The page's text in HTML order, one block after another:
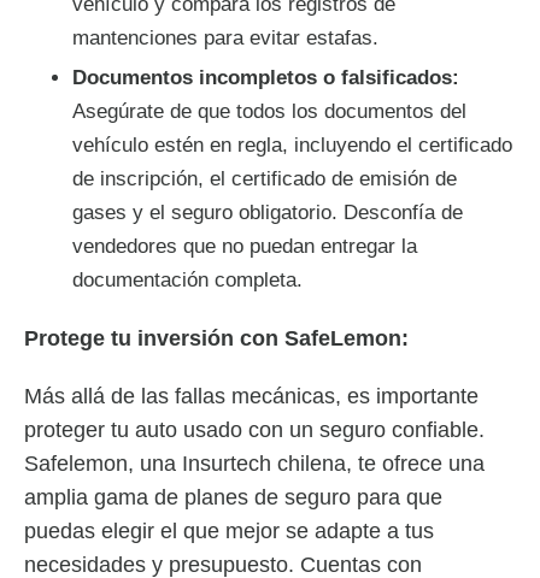
mantenciones para evitar estafas.
Documentos incompletos o falsificados:
Asegúrate de que todos los documentos del
vehículo estén en regla, incluyendo el certificado
de inscripción, el certificado de emisión de
gases y el seguro obligatorio. Desconfía de
vendedores que no puedan entregar la
documentación completa.
Protege tu inversión con SafeLemon:
Más allá de las fallas mecánicas, es importante
proteger tu auto usado con un seguro confiable.
Safelemon, una Insurtech chilena, te ofrece una
amplia gama de planes de seguro para que
puedas elegir el que mejor se adapte a tus
necesidades y presupuesto. Cuentas con